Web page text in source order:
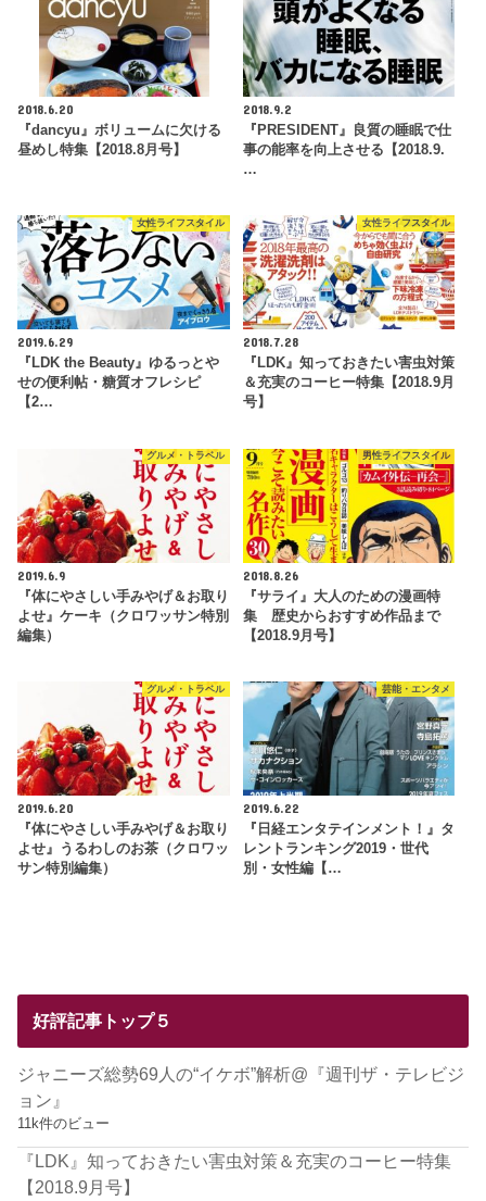
2018.6.20
『dancyu』ボリュームに欠ける
昼めし特集【2018.8月号】
2018.9.2
『PRESIDENT』良質の睡眠で仕
事の能率を向上させる【2018.9.
…
女性ライフスタイル
2019.6.29
『LDK the Beauty』ゆるっとや
せの便利帖・糖質オフレシピ
【2…
女性ライフスタイル
2018.7.28
『LDK』知っておきたい害虫対策
＆充実のコーヒー特集【2018.9月
号】
グルメ・トラベル
2019.6.9
『体にやさしい手みやげ＆お取り
よせ』ケーキ（クロワッサン特別
編集）
男性ライフスタイル
2018.8.26
『サライ』大人のための漫画特
集 歴史からおすすめ作品まで
【2018.9月号】
グルメ・トラベル
2019.6.20
『体にやさしい手みやげ＆お取り
よせ』うるわしのお茶（クロワッ
サン特別編集）
芸能・エンタメ
2019.6.22
『日経エンタテインメント！』タ
レントランキング2019・世代
別・女性編【…
好評記事トップ５
ジャニーズ総勢69人の“イケボ”解析@『週刊ザ・テレビジ
ョン』
11k件のビュー
『LDK』知っておきたい害虫対策＆充実のコーヒー特集
【2018.9月号】